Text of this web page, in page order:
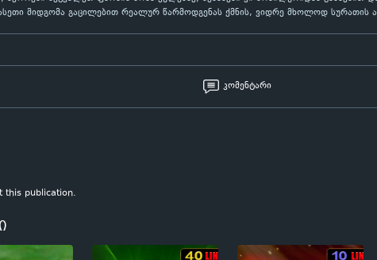
მიდგომა გაცილებით რეალურ წარმოდგენას ქმნის, ვიდრე მხოლოდ სურათის
კომენტარი
this publication.